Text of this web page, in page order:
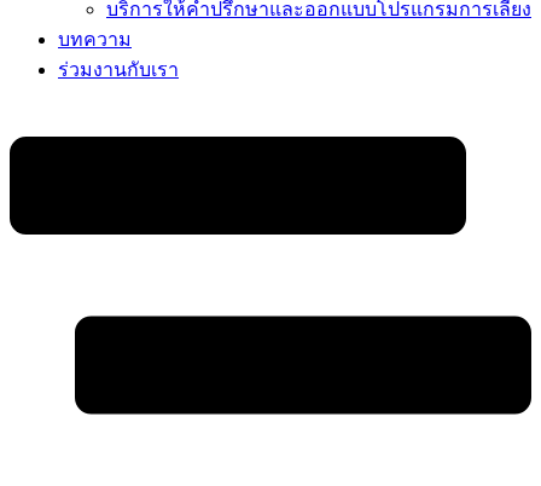
บริการให้คำปรึกษาและออกแบบโปรแกรมการเลี้ยง
บทความ
ร่วมงานกับเรา